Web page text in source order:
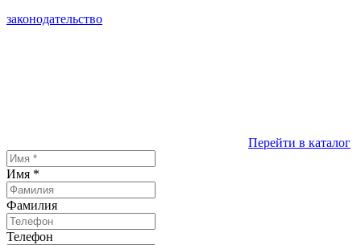
законодательство
Перейти в каталог
Имя *
Фамилия
Телефон